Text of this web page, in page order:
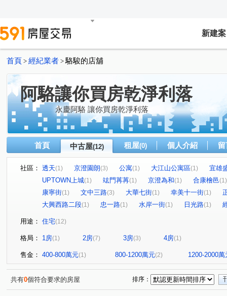
新建案
首頁 > 經紀業者 >駱駿的店舖
阿駱讓你買房乾淨利落
永慶阿駱 讓你買房乾淨利落
首頁 中古屋(12) 租屋(0) 個人介紹
社區： 透天(1) 京澄園朗(3) 公寓(1) 大江山公寓區(1)
宜雄
UPTOWN上城(1) 竑門苒苒(1) 京澄為和(1) 合康檜邑(1)
康寧街(1) 文中三路(3) 大華七街(1) 幸美十一街(1)
大興西路二段(1) 忠一路(1) 水岸一街(1) 日光路(1)
用途： 住宅(12)
格局： 1房(1) 2房(7) 3房(3) 4房(1)
售金： 400-800萬元(1) 800-1200萬元(2) 1200-2000萬
共有0個符合要求的房屋 排序：